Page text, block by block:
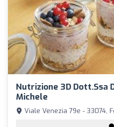
Nutrizione 3D Dott.ssa
Michele
Viale Venezia 79e - 33074,